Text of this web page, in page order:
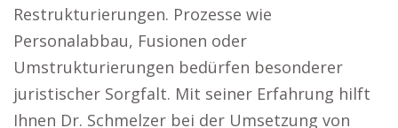
Restrukturierungen. Prozesse wie
Personalabbau, Fusionen oder
Umstrukturierungen bedürfen besonderer
juristischer Sorgfalt. Mit seiner Erfahrung hilft
Ihnen Dr. Schmelzer bei der Umsetzung von